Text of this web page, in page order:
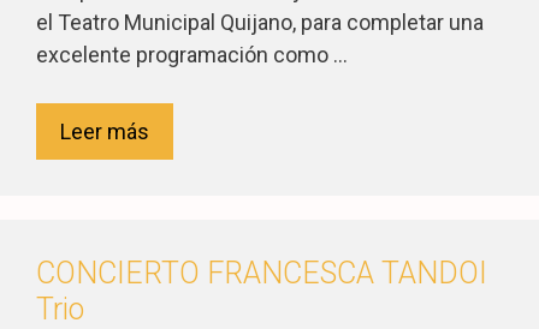
el Teatro Municipal Quijano, para completar una
excelente programación como …
Leer más
CONCIERTO FRANCESCA TANDOI
Trio